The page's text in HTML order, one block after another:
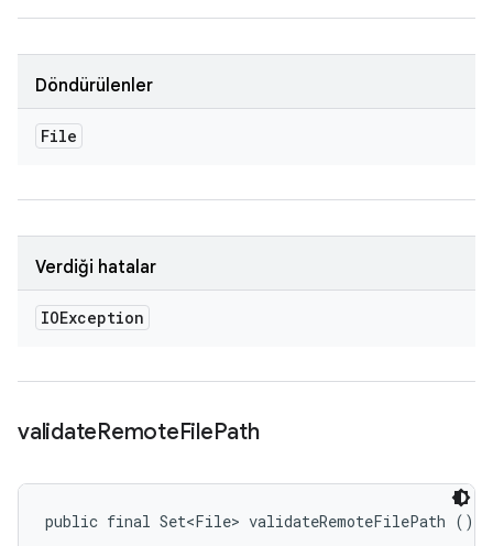
Döndürülenler
File
Verdiği hatalar
IOException
validateRemoteFilePath
public final Set<File> validateRemoteFilePath ()